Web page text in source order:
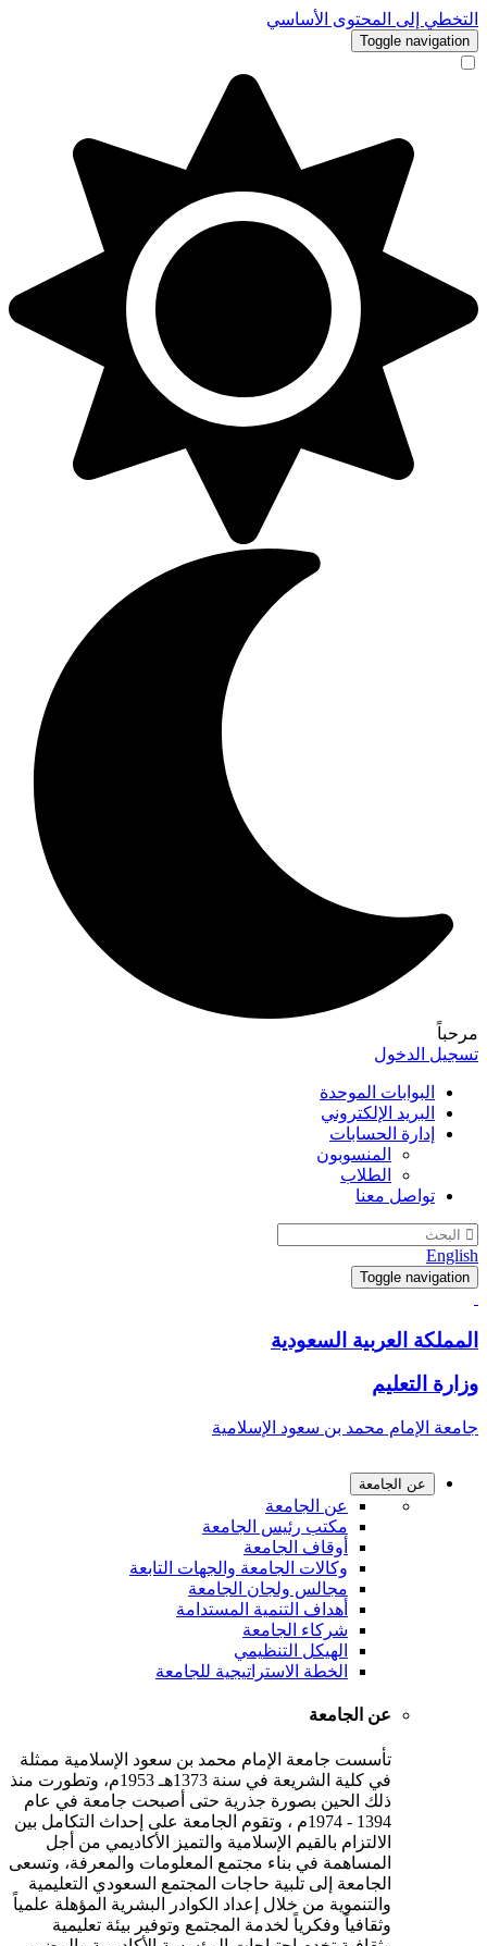
التخطي إلى المحتوى الأساسي
Toggle navigation
مرحباً
تسجيل الدخول
البوابات الموحدة
البريد الإلكتروني
إدارة الحسابات
المنسوبون
الطلاب
تواصل معنا
English
Toggle navigation
المملكة العربية السعودية
وزارة التعليم
جامعة الإمام محمد بن سعود الإسلامية
عن الجامعة
عن الجامعة
مكتب رئيس الجامعة
أوقاف الجامعة
وكالات الجامعة والجهات التابعة
مجالس ولجان الجامعة
أهداف التنمية المستدامة
شركاء الجامعة
الهيكل التنظيمي
الخطة الاستراتيجية للجامعة
عن الجامعة
تأسست جامعة الإمام محمد بن سعود الإسلامية ممثلة
في كلية الشريعة في سنة 1373هـ 1953م، وتطورت منذ
ذلك الحين بصورة جذرية حتى أصبحت جامعة في عام
1394 - 1974م ، وتقوم الجامعة على إحداث التكامل بين
الالتزام بالقيم الإسلامية والتميز الأكاديمي من أجل
المساهمة في بناء مجتمع المعلومات والمعرفة، وتسعى
الجامعة إلى تلبية حاجات المجتمع السعودي التعليمية
والتنموية من خلال إعداد الكوادر البشرية المؤهلة علمياً
وثقافياً وفكرياً لخدمة المجتمع وتوفير بيئة تعليمية